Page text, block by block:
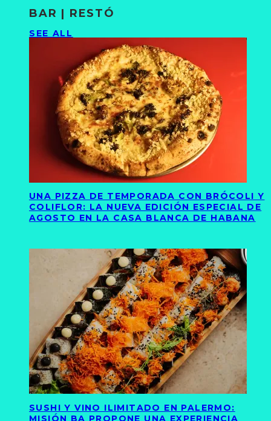
BAR | RESTÓ
SEE ALL
UNA PIZZA DE TEMPORADA CON BRÓCOLI Y
COLIFLOR: LA NUEVA EDICIÓN ESPECIAL DE
AGOSTO EN LA CASA BLANCA DE HABANA
SUSHI Y VINO ILIMITADO EN PALERMO:
MISIÓN BA PROPONE UNA EXPERIENCIA